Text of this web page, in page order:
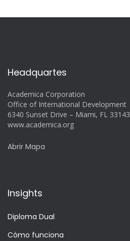
Headquartes
Academica Corporation
Office of International Development
6340 Sunset Drive – Miami, FL 33143
www.academica.org
Abrir Mapa
Insights
Diploma Dual
Cómo funciona